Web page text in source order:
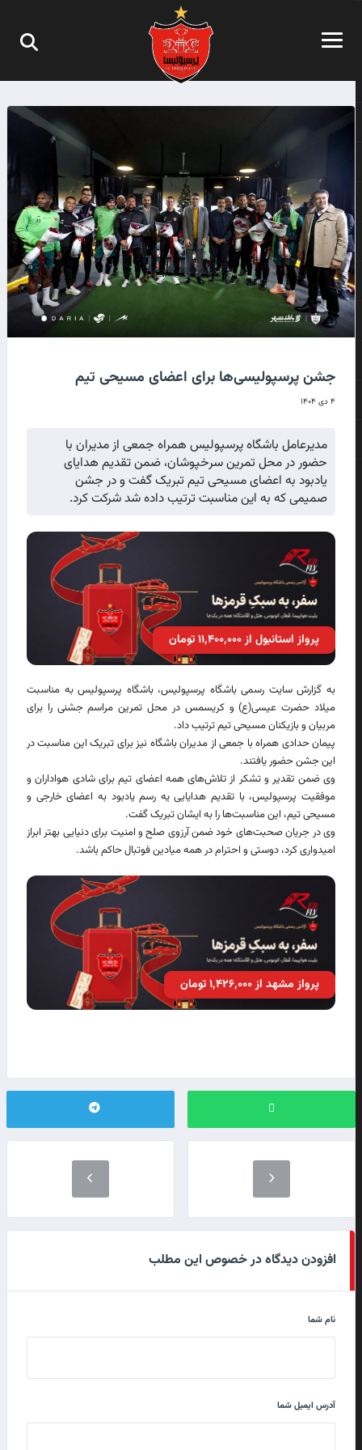
جشن پرسپولیسی‌ها برای اعضای مسیحی تیم
۴ دی ۱۴۰۴
مدیرعامل باشگاه پرسپولیس همراه جمعی از مدیران با
حضور در محل تمرین سرخپوشان، ضمن تقدیم هدایای
یادبود به اعضای مسیحی تیم تبریک گفت و در جشن
صمیمی که به این مناسبت ترتیب داده شد شرکت کرد.
پرواز استانبول از ۱۱٬۴۰۰٬۰۰۰ تومان
به گزارش سایت رسمی باشگاه پرسپولیس، باشگاه پرسپولیس به مناسبت
میلاد حضرت عیسی(ع) و کریسمس در محل تمرین مراسم جشنی را برای
مربیان و بازیکنان مسیحی تیم ترتیب داد.
پیمان حدادی همراه با جمعی از مدیران باشگاه نیز برای تبریک این مناسبت در
این جشن حضور یافتند.
وی ضمن تقدیر و تشکر از تلاش‌های همه اعضای تیم برای شادی هواداران و
موفقیت پرسپولیس، با تقدیم هدایایی یه رسم یادبود به اعضای خارجی و
مسیحی تیم، این مناسبت‌ها را به ایشان تبریک گفت.
وی در جریان صحبت‌های خود ضمن آرزوی صلح و امنیت برای دنیایی بهتر ابراز
امیدواری کرد، دوستی و احترام در همه میادین فوتبال حاکم باشد.
پرواز مشهد از ۱٬۴۲۶٬۰۰۰ تومان
افزودن دیدگاه در خصوص این مطلب
نام شما
آدرس ایمیل شما